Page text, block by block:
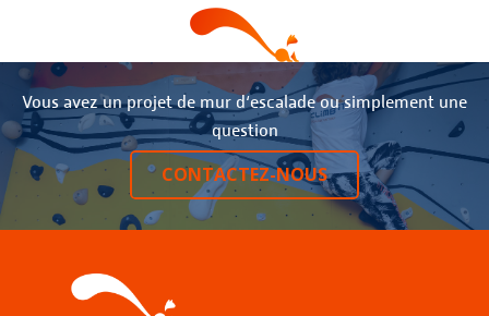
Vous avez un projet de mur d‘escalade ou simplement une
question
CONTACTEZ-NOUS